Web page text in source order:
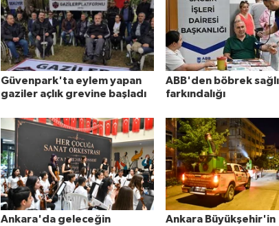
Güvenpark'ta eylem yapan
gaziler açlık grevine başladı
ABB'den böbrek
farkındalığı
Ankara'da geleceğin
Ankara Büyükşehir'in